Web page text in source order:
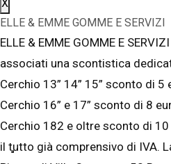
X
ELLE & EMME GOMME E SERVIZI
ELLE & EMME GOMME E
associati una scontistica
Cerchio 13” 14” 15” sconto di 5
Cerchio 16” e 17” sconto di 8
Cerchio 182 e oltre sconto di
il tutto già comprensivo di IVA.